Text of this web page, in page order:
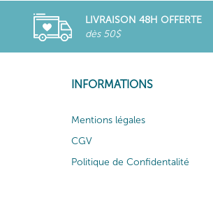
LIVRAISON 48H OFFERTE
dès 50$
INFORMATIONS
Mentions légales
CGV
Politique de Confidentalité